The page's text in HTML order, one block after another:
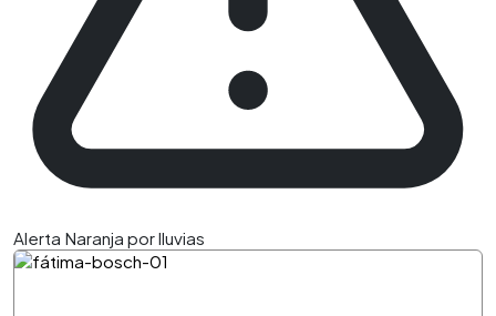
Alerta Naranja por lluvias